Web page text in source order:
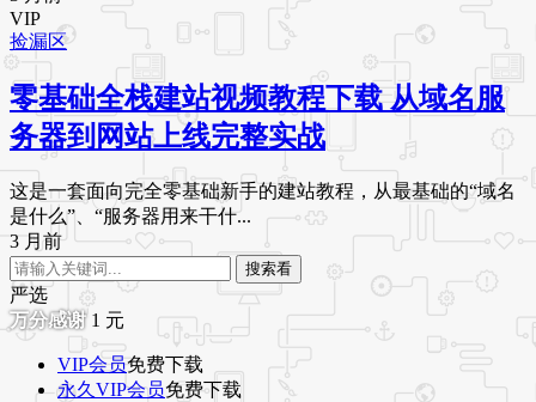
VIP
捡漏区
零基础全栈建站视频教程下载 从域名服
务器到网站上线完整实战
这是一套面向完全零基础新手的建站教程，从最基础的“域名
是什么”、“服务器用来干什...
3 月前
搜索看
严选
1 元
VIP会员免费下载
永久VIP会员免费下载